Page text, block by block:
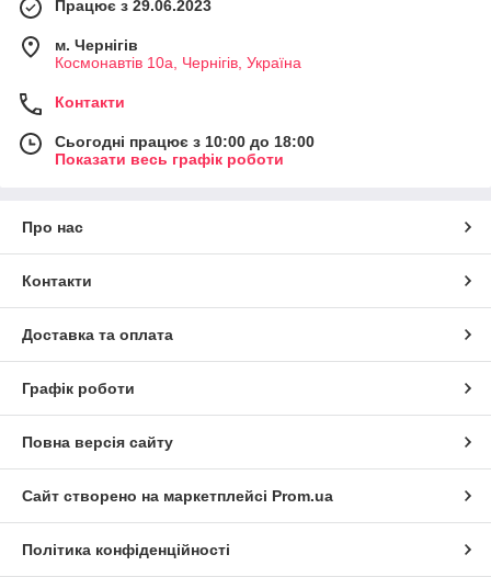
Працює з 29.06.2023
м. Чернігів
Космонавтів 10а, Чернігів, Україна
Контакти
Сьогодні працює з 10:00 до 18:00
Показати весь графік роботи
Про нас
Контакти
Доставка та оплата
Графік роботи
Повна версія сайту
Сайт створено на маркетплейсі Prom.ua
Політика конфіденційності